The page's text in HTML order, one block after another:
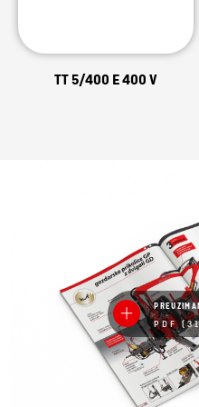
TT 5/400 E 400 V
PDF